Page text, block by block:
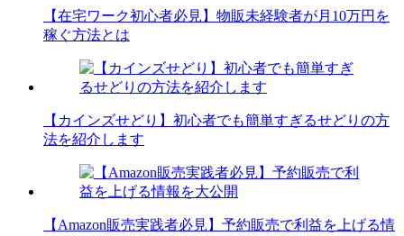
【在宅ワーク初心者必見】物販未経験者が月10万円を
稼ぐ方法とは
【カインズせどり】初心者でも簡単すぎるせどりの方
法を紹介します
【Amazon販売実践者必見】予約販売で利益を上げる情